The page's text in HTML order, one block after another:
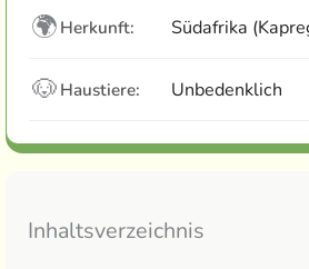
🌍 Herkunft: Südafrika
🐶 Haustiere: Unbedenklich
Inhaltsverzeichnis